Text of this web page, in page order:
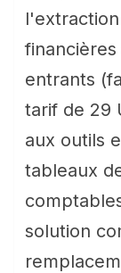
entrants
tarif de 29
aux outils
tableaux
solution